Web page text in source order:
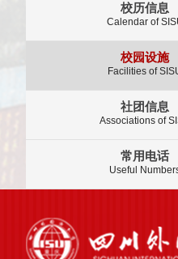
校历信息
Calendar of
校园设施
Facilities of
社团信息
Associations of
常用电话
Useful